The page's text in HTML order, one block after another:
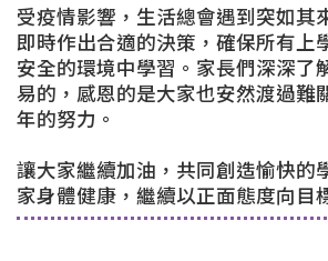
受疫情影響，生活總會遇到突如其
即時作出合適的決策，確保所有上
安全的環境中學習。家長們深深了
易的，感恩的是大家也安然渡過難
年的努力。
讓大家繼續加油，共同創造愉快的
家身體健康，繼續以正面態度向目